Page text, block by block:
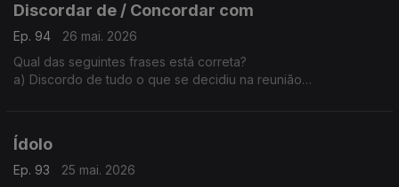
Discordar de / Concordar com
Ep. 94
26 mai. 2026
Qual das seguintes frases está correta?
a) Discordo de tudo o que se decidiu na reunião
Ídolo
Ep. 93
25 mai. 2026